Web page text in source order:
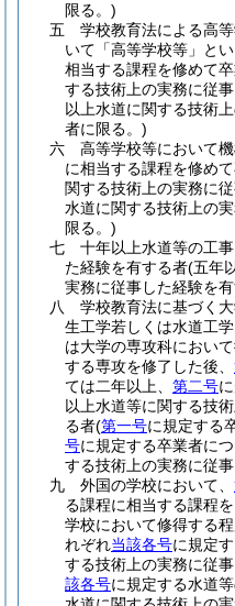
限る。)
五
学校教育法による高
いて「高等学校等」と
相当する課程を修めて
する技術上の実務に従
以上水道に関する技術
者に限る。)
六
高等学校等において
に相当する課程を修め
関する技術上の実務に
水道に関する技術上の
限る。)
七
十年以上水道等の工
た経験を有する者(五年
実務に従事した経験を
八
学校教育法に基づく
生工学若しくは水道工
は大学の専攻科におい
する専攻を修了した後、
ては二年以上、 第二号
以上水道等に関する技
る者(第一号に規定する
号に規定する卒業者に
する技術上の実務に従
九
外国の学校において、
る課程に相当する課程
学校において修得する
れぞれ当該各号に規定
する技術上の実務に従
該各号に規定する水道